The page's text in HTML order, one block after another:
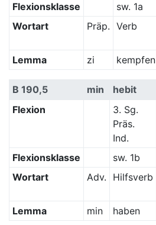
Flexionsklasse
sw. 1a
Wortart
Präp. Verb
Lemma
zi kempfen
B 190,5 min hebit
Flexion
3. Sg.
Präs.
Ind.
Flexionsklasse sw. 1b
Wortart
Adv. Hilfsverb
Lemma min haben